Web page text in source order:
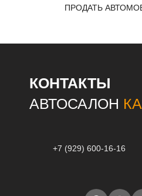
ПРОДАТЬ
КОНТАКТЫ
АВТОСАЛОН
+7 (929) 600-16-16